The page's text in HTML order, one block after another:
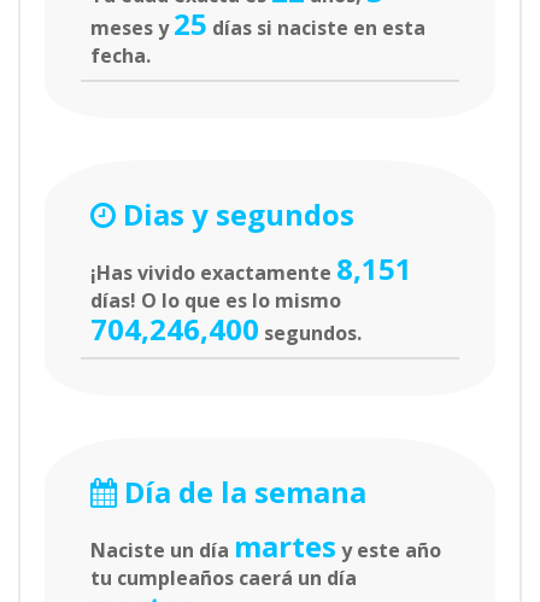
meses y25 días si naciste en esta
fecha.
Dias y segundos
¡Has vivido exactamente 8,151
días! O lo que es lo mismo
704,246,400 segundos.
Día de la semana
Naciste un día martes y este año
tu cumpleaños caerá un día